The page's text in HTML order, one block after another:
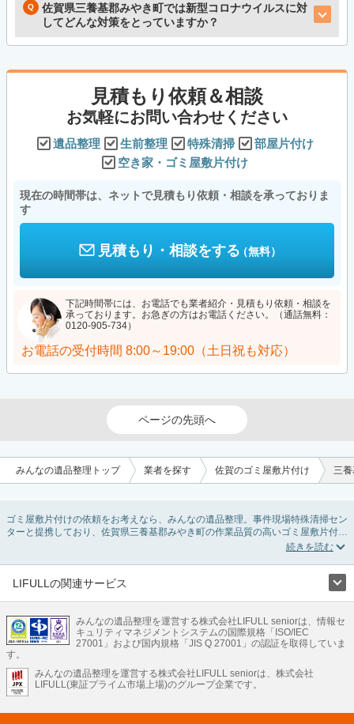
佐賀県三養基郡みやき町では新型コロナウイルスに対
してどんな対策をとっていますか？
見積もり依頼＆相談
お気軽にお問い合わせください
遺品整理 生前整理 特殊清掃
部屋片付け
空き家・ゴミ屋敷片付け
現在の時間帯は、ネットで見積もり依頼・相談を承っておりま
す
見積もり・相談をする（無料）
下記時間帯には、お電話でも業者紹介・見積もり依頼・相談を
承っております。お急ぎの方はお電話ください。（通話無料：
0120-905-734）
お電話の受付時間 8:00～19:00（土日祝も対応）
ページの先頭へ
みんなの遺品整理トップ 業者を探す 佐賀のゴミ屋敷片付け 三
ゴミ屋敷片付けの依頼をお考えなら、みんなの遺品整理。事件現場特殊清掃セン
ターと提携しており、佐賀県三養基郡みやき町の作業品質の高いゴミ屋敷片付け
業者を掲載しています。汚部屋の片付けに伴う不用品の処分・回収・引き取りか
消臭脱臭など絞り込み条件を利用し検索してみましょう。ゴミ屋敷になってしま
う方は高齢で体力的に掃除するのが難しい、認知症やセルフネグレクトになって
またお役立ち情報も豊富なので、部屋を埋めつくす大量のゴミを自力で片付ける
方法についてもチェックしてみてください。
LIFULLの関連サービス
不動産・住宅
引越し 老人ホーム 地方創生
ママの就労支援
不動産クラウドファンディング 遺品整理 老後の暮らし情報
LIFULL HOME'Sのサービス
不動産・住宅
不動産査定 マンション専門売却査定 不動産投資 アドバイザー
みんなの遺品整理を運営する株式会社LIFULL seniorは、情報セ
キュリティマネジメントシステムの国際規格「ISO/IEC
27001」および国内規格「JIS Q 27001」の認証を取得していま
す。
みんなの遺品整理を運営する株式会社LIFULL seniorは、株式会社
LIFULL(東証プライム市場上場)のグループ企業です。